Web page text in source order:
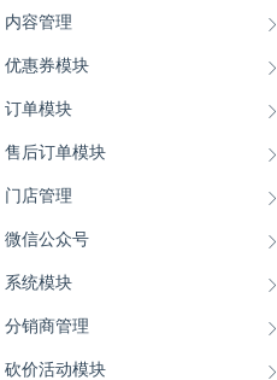
内容管理
优惠券模块
订单模块
售后订单模块
门店管理
微信公众号
系统模块
分销商管理
砍价活动模块